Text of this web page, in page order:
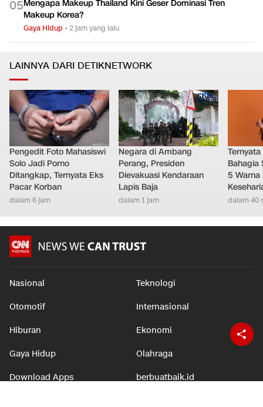
05Mengapa Makeup Thailand Kini Geser Dominasi Tren
Makeup Korea?
Gaya Hidup •2 jam yang lalu
LAINNYA DARI DETIKNETWORK
Pengedit Foto Mahasiswi
Solo Jadi Porno
Ditangkap, Ternyata Eks
Pacar Korban
dalam 6 jam
Negara di Ambang
Perang, Presiden
Dievakuasi Kendaraan
Lapis Baja
dalam 1 jam
Bahagia
5
dalam 40
Nasional Teknologi
Otomotif Internasional
Hiburan Ekonomi
Gaya Hidup Olahraga
Download Apps berbuatbaik.id